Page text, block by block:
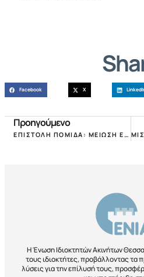
Facebook X
Προηγούμενο
ΕΠΙΣΤΟΛΗ ΠΟΜΙΔΑ: ΜΕΙΩΣΗ ΕΝΟΙΚΙΩΝ, ΔΙΟΡΘΩΣΕΙΣ ΔΗΛΩΣΕΩΝ COVID & ΠΡΟΣΧΗΜΑΤΙΚΗ «ΑΝΑΣΤΟΛΗ ΕΡΓΑΣΙΑΣ»!
Η Ένωση Ιδιοκτητών Ακινήτων
τους ιδιοκτήτες, προβάλλοντας τα
λύσεις για την επίλυσή τους,